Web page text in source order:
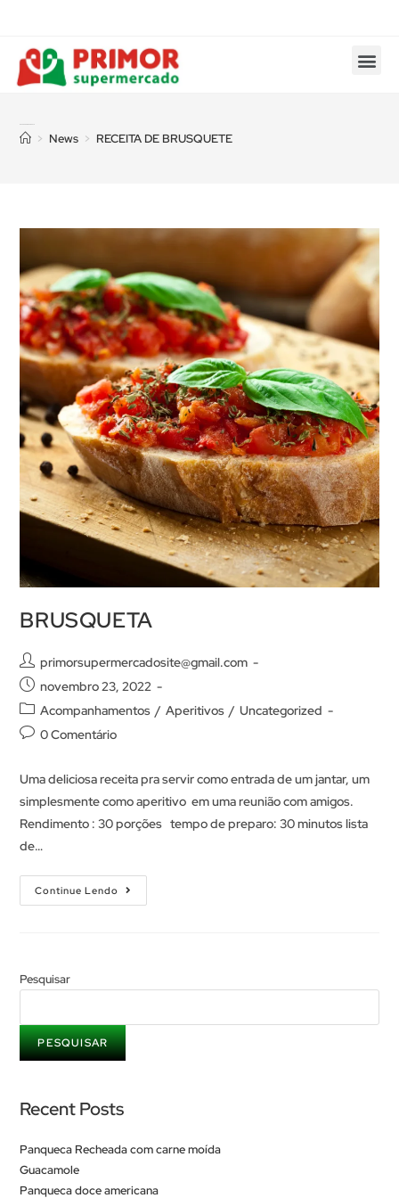
> News > RECEITA DE BRUSQUETE
BRUSQUETA
primorsupermercadosite@gmail.com
novembro 23, 2022
Acompanhamentos / Aperitivos / Uncategorized
0 Comentário
Uma deliciosa receita pra servir como entrada de um jantar, um
simplesmente como aperitivo em uma reunião com amigos.
Rendimento : 30 porções tempo de preparo: 30 minutos lista
de…
Continue Lendo
Pesquisar
PESQUISAR
Recent Posts
Panqueca Recheada com carne moída
Guacamole
Panqueca doce americana